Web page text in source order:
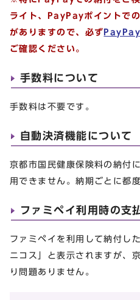
ライト、PayPayポイントで
がありますので、必ず
ご確認ください。
手数料について
手数料は不要です。
自動決済機能について
京都市国民健康保険料の納付
用できません。納期ごとに都
ファミペイ利用時の支
ファミペイを利用して納付し
ニコス」と表示されますが、
り問題ありません。